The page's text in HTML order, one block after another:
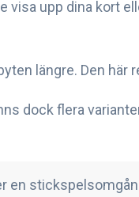
visa upp dina kort
längre. Den här
dock flera
en